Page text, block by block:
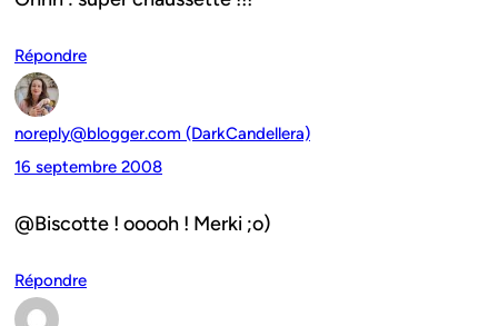
Répondre
noreply@blogger.com (DarkCandellera)
16 septembre 2008
@Biscotte ! ooooh ! Merki ;o)
Répondre